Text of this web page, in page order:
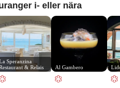
i- eller nära
Speranzina
& Relais
Al Gambero